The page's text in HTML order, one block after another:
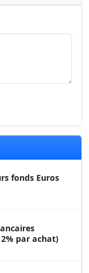
fonds Euros
par achat)